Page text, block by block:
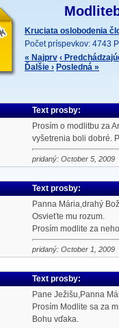
Kruciata oslobodenia
Počet príspevkov: 4743
« Najprv ‹
Ďalšie › Posledná »
Text prosby:
Prosím o modlitbu za
vyšetrenia boli dobré.
pridaný: October 5, 2009
Text prosby:
Panna Mária,drahý
Osvieťte mu rozum.
Prosím modlite za
pridaný: October 1, 2009
Text prosby:
Pane Ježišu,Panna
Prosím Modlite sa za
Bohu vďaka.